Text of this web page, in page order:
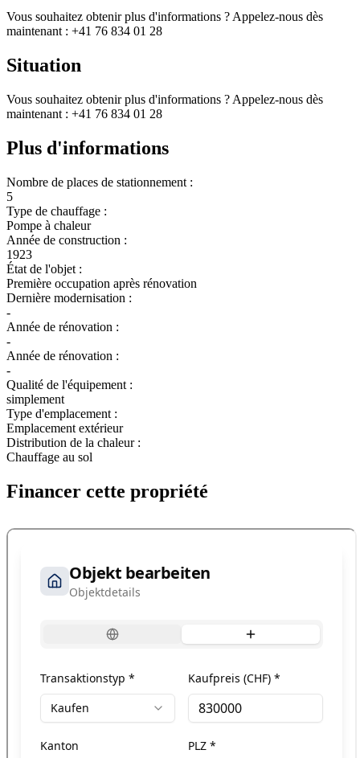
Vous souhaitez obtenir plus d'informations ? Appelez-nous dès
maintenant : +41 76 834 01 28
Situation
Vous souhaitez obtenir plus d'informations ? Appelez-nous dès
maintenant : +41 76 834 01 28
Plus d'informations
Nombre de places de stationnement :
5
Type de chauffage :
Pompe à chaleur
Année de construction :
1923
État de l'objet :
Première occupation après rénovation
Dernière modernisation :
-
Année de rénovation :
-
Année de rénovation :
-
Qualité de l'équipement :
simplement
Type d'emplacement :
Emplacement extérieur
Distribution de la chaleur :
Chauffage au sol
Financer cette propriété